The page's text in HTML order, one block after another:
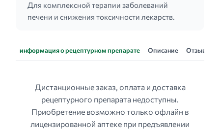
Для комплексной терапии заболеваний
печени и снижения токсичности лекарств.
информация о рецептурном препарате Описание Отзывы
Дистанционные заказ, оплата и доставка
рецептурного препарата недоступны.
Приобретение возможно только офлайн в
лицензированной аптеке при предъявлении